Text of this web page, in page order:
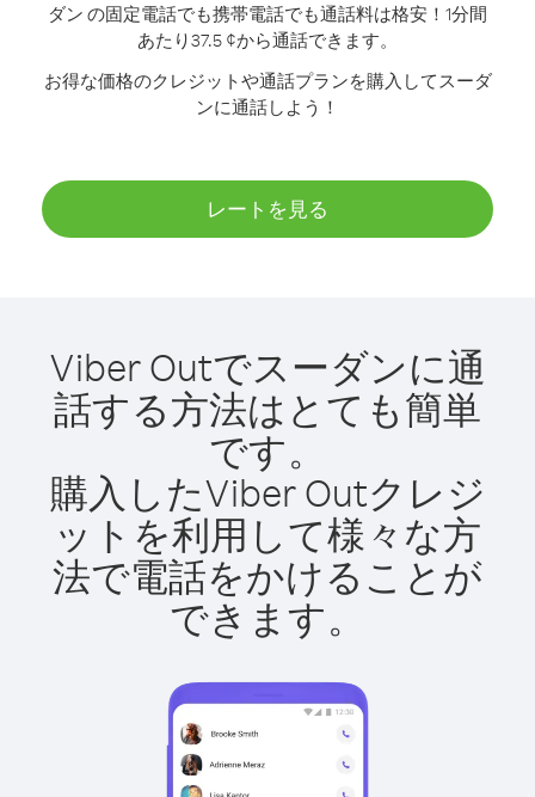
ダン の固定電話でも携帯電話でも通話料は格安！1分間
あたり37.5 ¢から通話できます。
お得な価格のクレジットや通話プランを購入してスーダ
ンに通話しよう！
レートを見る
Viber Outでスーダンに通
話する方法はとても簡単
です。
購入したViber Outクレジ
ットを利用して様々な方
法で電話をかけることが
できます。